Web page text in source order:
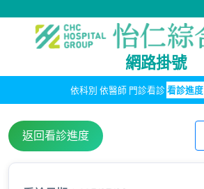
網路掛號
依科別 依醫師 門診看診 看診進度
返回看診進度